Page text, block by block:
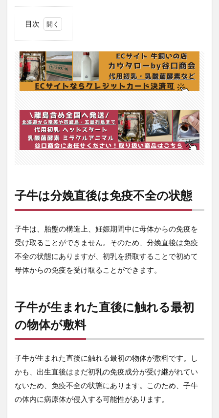
目次
牛
は
分
娩
直
は
免
不
全
2
牛
生
ま
た
直
れ
最
物
体
が
料
子牛は分娩直後は免疫不全の状態
子牛は、胎盤の構造上、妊娠期間中に母体からの免疫を
受け取ることができません。そのため、分娩直後は免疫
不全の状態にありますが、初乳を摂取することで初めて
母体からの免疫を受け取ることができます。
子牛が生まれた直後に触れる最初
の物体が敷料
子牛が生まれた直後に触れる最初の物体が敷料です。し
かも、出生直後はまだ初乳の免疫成分が受け継がれてい
ないため、免疫不全の状態にあります。このため、子牛
の体内に病原体が侵入する可能性があります。